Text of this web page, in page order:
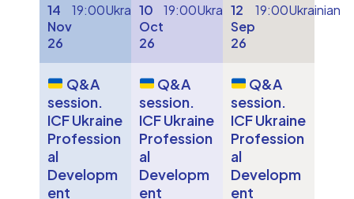
14
Nov
26
19:00Ukrainian
Q&A
session.
ICF Ukraine
Profession
al
Developm
ent
10
Oct
26
19:00Ukrainian
Q&A
session.
ICF Ukraine
Profession
al
Developm
ent
12
Sep
26
19:00Ukrainian
Q&A
session.
ICF Ukraine
Profession
al
Developm
ent